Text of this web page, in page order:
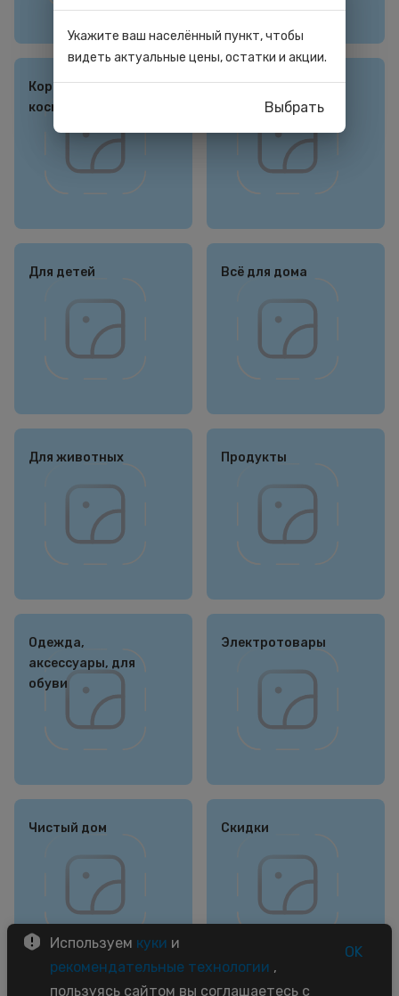
Корейская
косметика
Для мужчин
Для детей Всё для дома
Для животных Продукты
Одежда,
аксессуары, для
обуви
Электротовары
Чистый дом Скидки
Используем куки и
рекомендательные технологии ,
пользуясь сайтом вы соглашаетесь с
OK
Укажите ваш населённый пункт, чтобы
видеть актуальные цены, остатки и акции.
Выбрать